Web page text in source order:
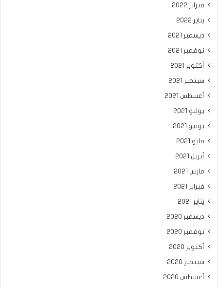
فبراير 2022
يناير 2022
ديسمبر 2021
نوفمبر 2021
أكتوبر 2021
سبتمبر 2021
أغسطس 2021
يوليو 2021
يونيو 2021
مايو 2021
أبريل 2021
مارس 2021
فبراير 2021
يناير 2021
ديسمبر 2020
نوفمبر 2020
أكتوبر 2020
سبتمبر 2020
أغسطس 2020